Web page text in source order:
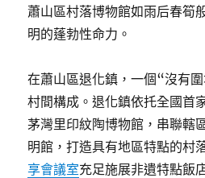
蕭山區村落博物館如雨后春筍
明的蓬勃性命力。
在蕭山區退化鎮，一個“沒有
村間構成。退化鎮依托全國首
茅灣里印紋陶博物館，串聯轄
明館，打造具有地區特點的村
享會議室充足施展非遺特點飯